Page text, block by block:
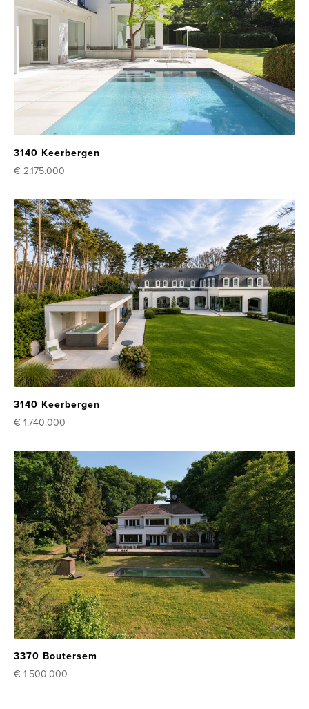
3140 Keerbergen
€ 2.175.000
3140 Keerbergen
€ 1.740.000
3370 Boutersem
€ 1.500.000